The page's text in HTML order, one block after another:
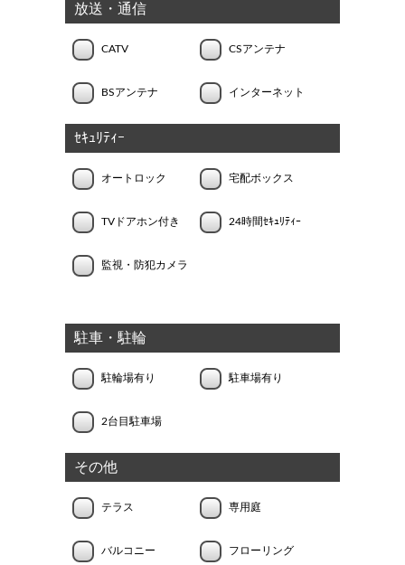
放送・通信
CATV CSアンテナ
BSアンテナ インターネット
ｾｷｭﾘﾃｨｰ
オートロック 宅配ボックス
TVドアホン付き 24時間ｾｷｭﾘﾃｨｰ
監視・防犯カメラ
駐車・駐輪
駐輪場有り 駐車場有り
2台目駐車場
その他
テラス 専用庭
バルコニー フローリング